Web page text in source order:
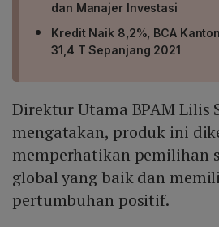
dan Manajer Investasi
Kredit Naik 8,2%, BCA
31,4 T Sepanjang 2021
Direktur Utama BPAM Lilis
mengatakan, produk ini
memperhatikan pemilihan
global yang baik dan
pertumbuhan positif.